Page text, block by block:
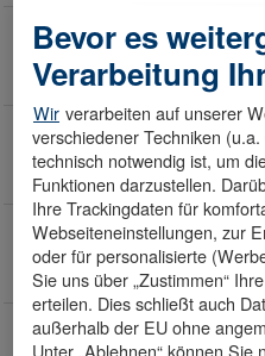
Information Security
Weißenfels, DE, 06667
Schwarz Produktion
Initiativbewerbung -
Weißenfels, DE, 06667+1
Schwarz Produktion
Referent Controlling -
Weißenfels, DE, 06667+1
Schwarz Produktion
Vertriebskoordinator (w/m/
Bevor es
Verarbeitung
Wir verarbeiten auf unserer
verschiedener Techniken
technisch notwendig ist, um
Funktionen darzustellen.
Ihre Trackingdaten für
Webseiteneinstellungen, zur
oder für personalisierte
Sie uns über „Zustimmen“
erteilen. Dies schließt auch
außerhalb der EU ohne
Unter „Ablehnen“ können Sie